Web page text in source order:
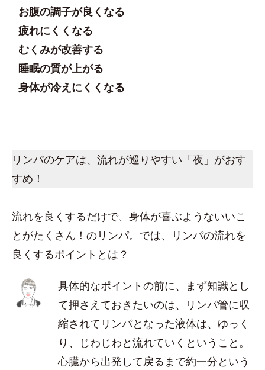
□お腹の調子が良くなる
□疲れにくくなる
□むくみが改善する
□睡眠の質が上がる
□身体が冷えにくくなる
リンパのケアは、流れが巡りやすい「夜」がおす
すめ！
流れを良くするだけで、身体が喜ぶようないいこ
とがたくさん！のリンパ。では、リンパの流れを
良くするポイントとは？
具体的なポイントの前に、まず知識とし
て押さえておきたいのは、リンパ管に収
縮されてリンパとなった液体は、ゆっく
り、じわじわと流れていくということ。
心臓から出発して戻るまで約一分という